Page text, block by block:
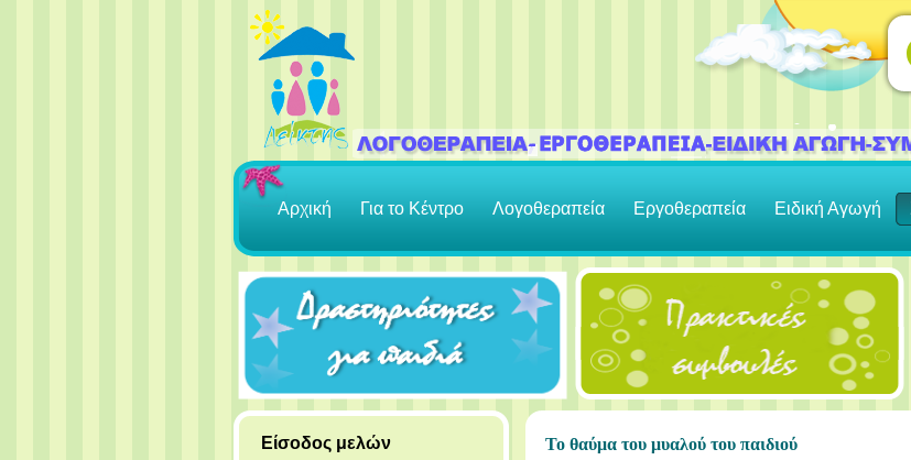
Αρχική Για το Κέντρο Λογοθεραπεία Εργοθεραπεία Ειδική Αγωγή
Είσοδος μελών Το θαύμα του μυαλού του παιδιού